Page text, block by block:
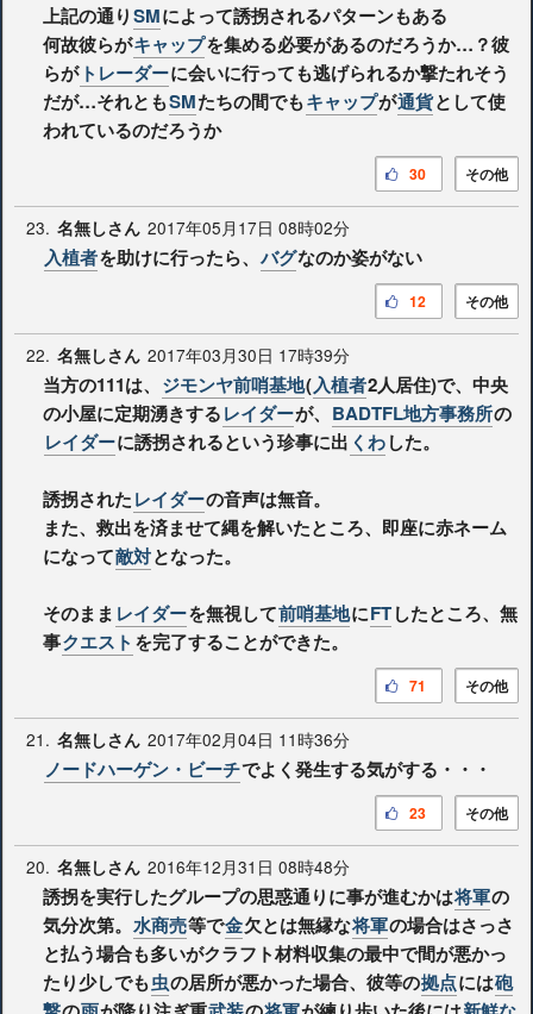
上記の通りSMによって誘拐されるパターンもある
何故彼らがキャップを集める必要があるのだろうか…？彼
らが トレーダーに会いに行っても逃げられるか撃たれそう
だが…それともSMたちの間でもキャップが通貨として使
われているのだろうか
その他
30
23. 名無しさん 2017年05月17日 08時02分
入植者を助けに行ったら、 バグなのか姿がない
その他
12
22. 名無しさん 2017年03月30日 17時39分
当方の111は、 ジモンヤ前哨基地(入植者2人居住)で、中央
の小屋に定期湧きするレイダーが、 BADTFL地方事務所の
レイダーに誘拐されるという珍事に出 くわした。
誘拐されたレイダーの音声は無音。
また、救出を済ませて縄を解いたところ、即座に赤ネーム
になって敵対となった。
そのまま レイダーを無視して前哨基地にFTしたところ、無
事クエスト を完了することができた。
その他
71
21. 名無しさん 2017年02月04日 11時36分
ノードハーゲン・ビーチでよく発生する気がする・・・
その他
23
20. 名無しさん 2016年12月31日 08時48分
誘拐を実行したグループの思惑通りに事が進むかは将軍の
気分次第。 水商売等で金欠とは無縁な将軍の場合はさっさ
と払う場合も多いがクラフト材料収集の最中で間が悪かっ
たり少しでも虫の居所が悪かった場合、彼等の拠点には砲